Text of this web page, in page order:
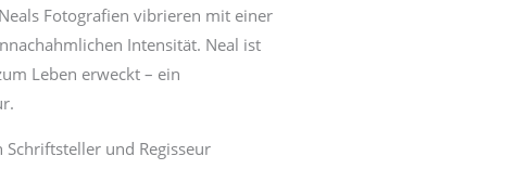
Fotografien vibrieren mit einer
Intensität. Neal ist
Leben erweckt – ein
und Regisseur